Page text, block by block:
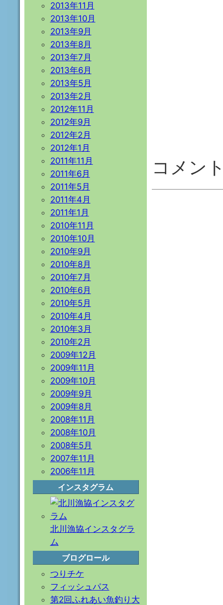
コメン
2013年11月
2013年10月
2013年9月
2013年8月
2013年7月
2013年6月
2013年5月
2013年2月
2012年11月
2012年9月
2012年2月
2012年1月
2011年11月
2011年6月
2011年5月
2011年4月
2011年1月
2010年11月
2010年10月
2010年9月
2010年8月
2010年7月
2010年6月
2010年5月
2010年4月
2010年3月
2010年2月
2009年12月
2009年11月
2009年10月
2009年9月
2009年8月
2008年11月
2008年10月
2008年5月
2007年11月
2006年11月
インスタグラム
北川漁協インスタグラ
ム
ブログロール
つりチケ
フィッシュパス
第2回ふれあい魚釣り大